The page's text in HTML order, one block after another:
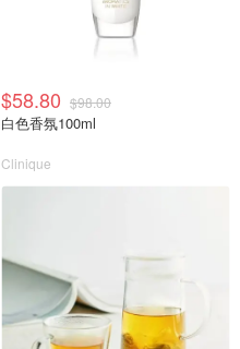
$58.80 $98.00
白色香氛100ml
Clinique